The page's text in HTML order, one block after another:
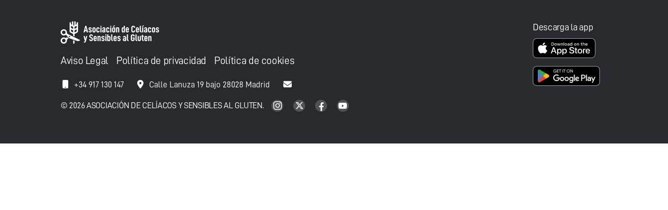
Aviso Legal Política de privacidad Política de cookies
+34 917 130 147 Calle Lanuza 19 bajo 28028 Madrid
© 2026 ASOCIACIÓN DE CELÍACOS Y SENSIBLES AL GLUTEN.
Descarga la app